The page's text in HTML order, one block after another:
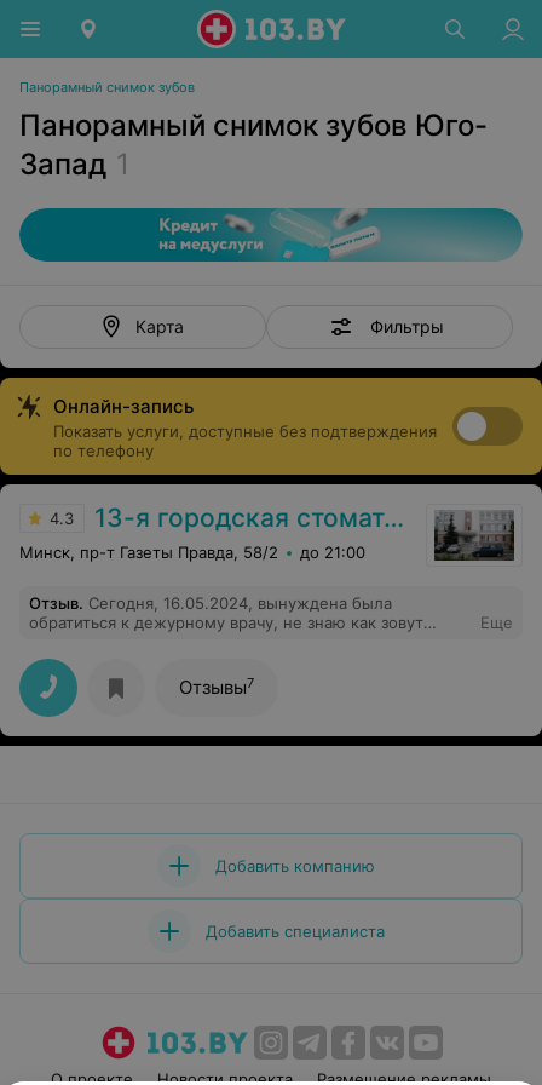
Панорамный снимок зубов
Панорамный снимок зубов Юго-
Запад 1
Карта Фильтры
Онлайн-запись
Показать услуги, доступные без подтверждения
по телефону
4.3 13-я городская стоматологическая поликлиника
Минск, пр-т Газеты Правда, 58/2 до 21:00
Отзыв. Сегодня, 16.05.2024, вынуждена была
обратиться к дежурному врачу, не знаю как зовут
женщина, направила на снимок, а затем к хирургу на
удаление зуба, был долгое время под коронкой.
Хирург, молодой парень, мега обаятельный,
общительный, с чувством юмора и профессионал
своего дела. Огромное спасибо Вам за работу!
Еще
Отзывы7
Добавить компанию
Добавить специалиста
О проекте Новости проекта Размещение рекламы